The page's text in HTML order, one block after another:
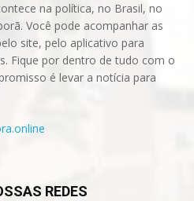
na política, no Brasil, no
Você pode acompanhar as
site, pelo aplicativo para
Fique por dentro de tudo com o
é levar a notícia para
REDES